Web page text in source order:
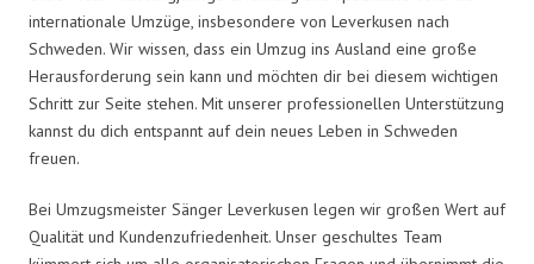
internationale Umzüge, insbesondere von Leverkusen nach
Schweden. Wir wissen, dass ein Umzug ins Ausland eine große
Herausforderung sein kann und möchten dir bei diesem wichtigen
Schritt zur Seite stehen. Mit unserer professionellen Unterstützung
kannst du dich entspannt auf dein neues Leben in Schweden
freuen.
Bei Umzugsmeister Sänger Leverkusen legen wir großen Wert auf
Qualität und Kundenzufriedenheit. Unser geschultes Team